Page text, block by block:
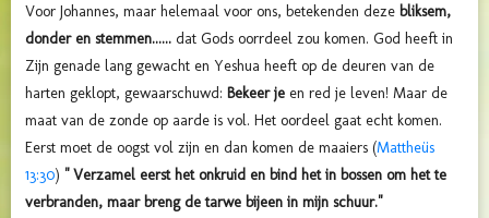
Voor Johannes, maar helemaal voor ons, betekenden deze bliksem,
donder en stemmen...... dat Gods oorrdeel zou komen. God heeft in
Zijn genade lang gewacht en Yeshua heeft op de deuren van de
harten geklopt, gewaarschuwd: Bekeer je en red je leven! Maar de
maat van de zonde op aarde is vol. Het oordeel gaat echt komen.
Eerst moet de oogst vol zijn en dan komen de maaiers (Mattheüs
13:30) " Verzamel eerst het onkruid en bind het in bossen om het te
verbranden, maar breng de tarwe bijeen in mijn schuur."